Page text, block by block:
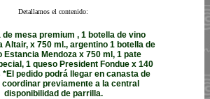
Detallamos el contenido:
mesa premium , 1 botella de vino
Altair, x 750 ml., argentino 1 botella de
Estancia Mendoza x 750 ml, 1 pate
1 queso President Fondue x 140
*El pedido podrá llegar en canasta de
previamente a la central
disponibilidad de parrilla.